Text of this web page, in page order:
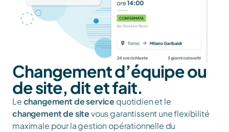
Changement d’équipe ou
de site, dit et fait.
Le changement de service
changement de site vous garantissent une flexibilité
maximale pour la gestion opérationnelle du